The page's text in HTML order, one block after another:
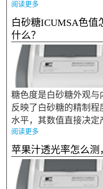
度仪选型需紧密贴合行
适配、精度范围、设
阅读更多
白砂糖ICUMSA色值
什么？
糖色度是白砂糖外观与
反映了白砂糖的精制
水平，其数值直接决
光光度法测定ICUMSA
白砂糖色值检测方法，
度水平；彩谱DS-816N
阅读更多
苹果汁透光率怎么测